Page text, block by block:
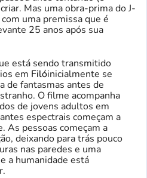
Mas uma obra-prima do J-
uma premissa que é
25 anos após sua
está sendo transmitido
em Filóinicialmente se
de fantasmas antes de
O filme acompanha
de jovens adultos em
espectrais começam a
As pessoas começam a
deixando para trás pouco
nas paredes e uma
a humanidade está